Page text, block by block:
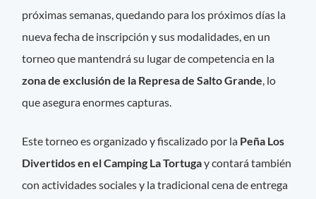
próximas semanas, quedando para los próximos días la
nueva fecha de inscripción y sus modalidades, en un
torneo que mantendrá su lugar de competencia en la
zona de exclusión de la Represa de Salto Grande, lo
que asegura enormes capturas.
Este torneo es organizado y fiscalizado por la Peña Los
Divertidos en el Camping La Tortugay contará también
con actividades sociales y la tradicional cena de entrega